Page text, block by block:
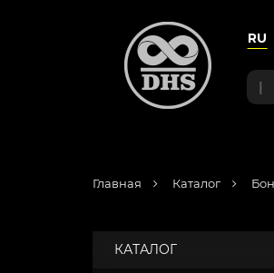
RU
|
Главная Каталог
КАТАЛОГ